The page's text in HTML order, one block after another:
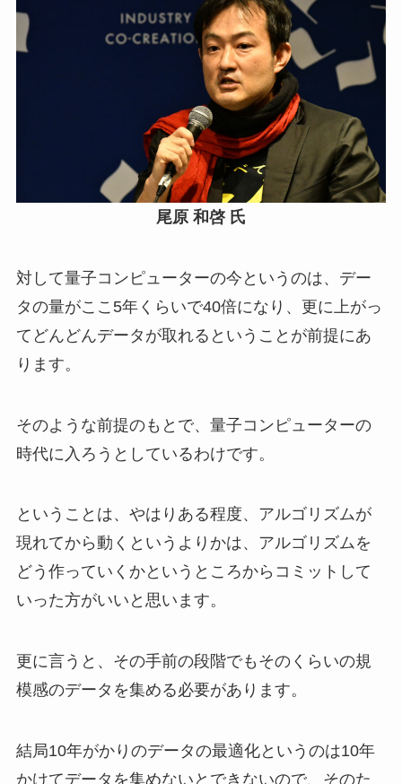
尾原 和啓 氏
対して量子コンピューターの今というのは、デー
タの量がここ5年くらいで40倍になり、更に上がっ
てどんどんデータが取れるということが前提にあ
ります。
そのような前提のもとで、量子コンピューターの
時代に入ろうとしているわけです。
ということは、やはりある程度、アルゴリズムが
現れてから動くというよりかは、アルゴリズムを
どう作っていくかというところからコミットして
いった方がいいと思います。
更に言うと、その手前の段階でもそのくらいの規
模感のデータを集める必要があります。
結局10年がかりのデータの最適化というのは10年
かけてデータを集めないとできないので、そのた